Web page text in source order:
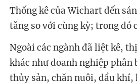
Thống kê của Wichart đến
tăng so với cùng kỳ; trong đó
Ngoài các ngành đã liệt kê,
khác như doanh nghiệp
thủy sản, chăn nuôi, dầu khí,